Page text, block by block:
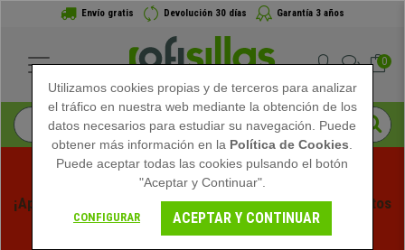
Envío gratis Devolución 30 días Garantía 3 años
0
¡Aprovecha las Rebajas de Verano en Ofisillas! Descuentos
Exclusivos por Tiempo Limitado - Ver Promo
Utilizamos cookies propias y de terceros para analizar
el tráfico en nuestra web mediante la obtención de los
datos necesarios para estudiar su navegación. Puede
obtener más información en la Política de Cookies
Puede aceptar todas las cookies pulsando el botón
"Aceptar y Continuar".
CONFIGURAR ACEPTAR Y CONTINUAR